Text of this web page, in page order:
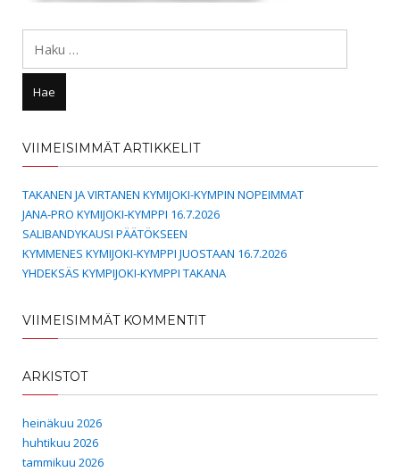
VIIMEISIMMÄT ARTIKKELIT
TAKANEN JA VIRTANEN KYMIJOKI-KYMPIN NOPEIMMAT
JANA-PRO KYMIJOKI-KYMPPI 16.7.2026
SALIBANDYKAUSI PÄÄTÖKSEEN
KYMMENES KYMIJOKI-KYMPPI JUOSTAAN 16.7.2026
YHDEKSÄS KYMPIJOKI-KYMPPI TAKANA
VIIMEISIMMÄT KOMMENTIT
ARKISTOT
heinäkuu 2026
huhtikuu 2026
tammikuu 2026